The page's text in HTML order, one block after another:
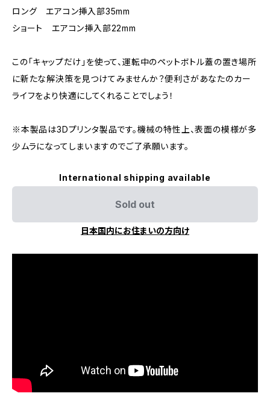
ロング エアコン挿入部35mm
ショート エアコン挿入部22mm
この「キャップだけ」を使って、運転中のペットボトル蓋の置き場所
に新たな解決策を見つけてみませんか？便利さがあなたのカー
ライフをより快適にしてくれることでしょう！
※本製品は3Dプリンタ製品です。機械の特性上、表面の模様が多
少ムラになってしまいますのでご了承願います。
International shipping available
Sold out
日本国内にお住まいの方向け